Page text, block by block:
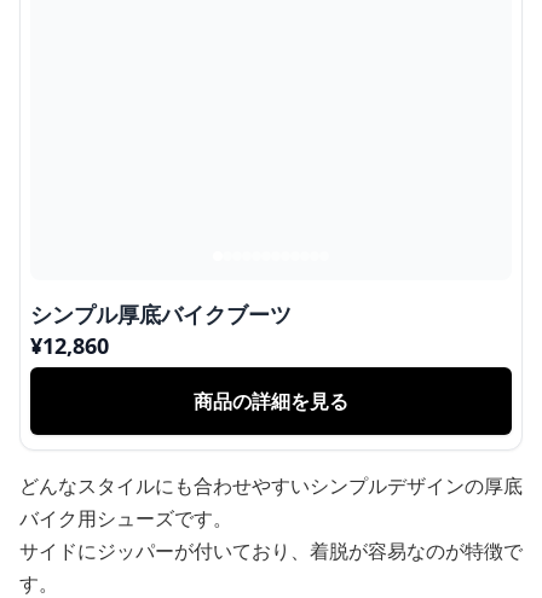
シンプル厚底バイクブーツ
¥12,860
商品の詳細を見る
どんなスタイルにも合わせやすいシンプルデザインの厚底
バイク用シューズです。
サイドにジッパーが付いており、着脱が容易なのが特徴で
す。